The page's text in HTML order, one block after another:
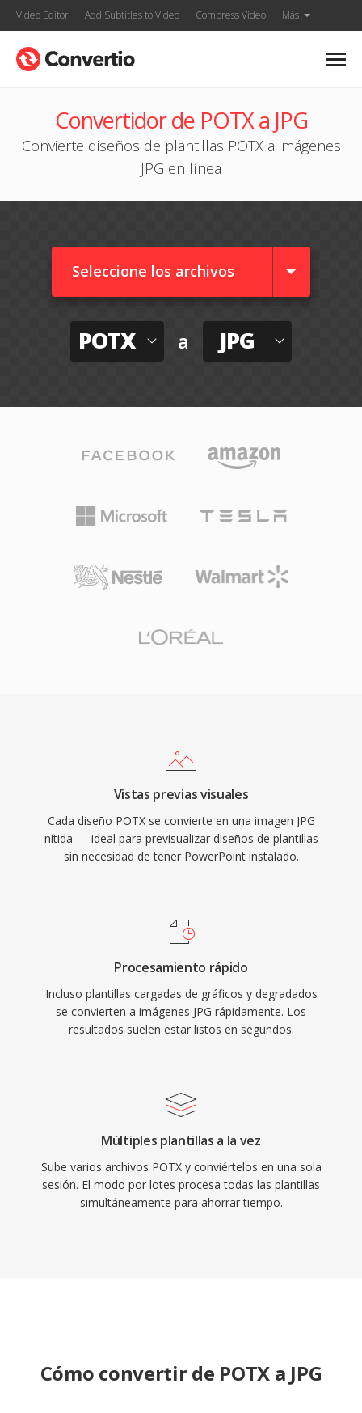
Video Editor Add Subtitles to Video Compress Video Más
Convertidor de POTX a JPG
Convierte diseños de plantillas POTX a imágenes
JPG en línea
Seleccione los archivos
POTX a JPG
Vistas previas visuales
Cada diseño POTX se convierte en una imagen JPG
nítida — ideal para previsualizar diseños de plantillas
sin necesidad de tener PowerPoint instalado.
Procesamiento rápido
Incluso plantillas cargadas de gráficos y degradados
se convierten a imágenes JPG rápidamente. Los
resultados suelen estar listos en segundos.
Múltiples plantillas a la vez
Sube varios archivos POTX y conviértelos en una sola
sesión. El modo por lotes procesa todas las plantillas
simultáneamente para ahorrar tiempo.
Cómo convertir de POTX a JPG